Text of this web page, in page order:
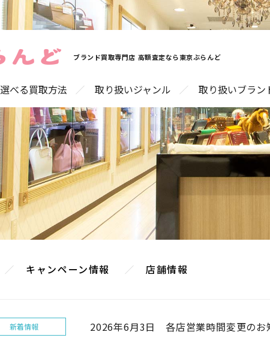
ブランド買取専門店 高額査定なら東京ぶらんど
選べる買取方法 取り扱いジャンル 取り扱いブラン
キャンペーン情報 店舗情報
新着情報 2026年6月3日 各店営業時間変更のお